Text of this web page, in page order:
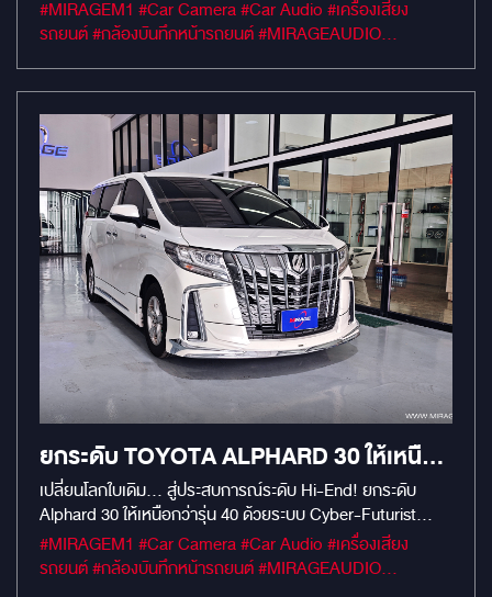
ยอดคู่หูอัพเกรดที่จะเปลี่ยนทุกการเดินทางของคุณให้สมบูรณ์
บันเทิงและนำทางของรถคุณให้เหนือกว่าเดิม ด้วย จอ Android
KANZEN ที่ออกแบบมาเพื่อ Alphard 30 โดยเฉพาะ! พลังแรงไม่
สะดุด: ด้วย RAM 8GB / ROM 256GB และ CPU 8-Core
ความเร็ว 2.7GHz ทำให้การสลับแอปพลิเคชันและการใช้งานลื่น
ไหลทันใจ ไม่มีคำว่าหน่วง ภาพคมชัดระดับ 2K: เพลิดเพลินกับ
ภาพและวิดีโอระดับ QLED 2K (2000 x 1200P) สีสันสดใส คม
ชัดทุกรายละเอียด แม้ในที่แสงจ้า ระบบ Android 13: รองรับทุกแอ
ปที่คุณต้องการ ไม่ว่าจะเป็น Netflix, Disney+ หรือการนำทาง
คุณภาพเสียงระดับพรีเมียม: มาพร้อม Digital Power
Amplifier TDA7803 / AKM7739 / DTS มั่นใจได้ว่าทุกเสียง
เพลงในรถของคุณจะทรงพลังและคมชัด รองรับ Carplay /
Android Auto: เชื่อมต่อสมาร์ทโฟนได้อย่างสมบูรณ์แบบ 2.
กล้องติดรถยนต์ 70mai Dash Cam M300: อุ่นใจทุกเส้นทาง
(พร้อมติดตั้งใน Alphard 30) ความคมชัด 2K: บันทึกวิดีโอความ
ละเอียดสูง 2K (1440P) เห็นป้ายทะเบียนและรายละเอียด
เหตุการณ์ได้อย่างชัดเจน โหมดบันทึกขณะจอด: ช่วยปกป้องรถ
Alphard สุดรักของคุณตลอด 24 ชั่วโมง (เมื่อติดตั้งชุดบันทึก
ขณะจอด) ติดตั้งฟรี! พร้อมบริการติดตั้งนอกสถานที่: ทีมงานมือ
อาชีพของเราจะดูแลการติดตั้งอย่างประณีต ไม่ทำให้รถพรีเมียม
ของคุณเสียหาย
#MIRAGEM1 #Car Camera #Car Audio #เครื่องเสียง
รถยนต์ #กล้องบันทึกหน้ารถยนต์ #MIRAGEAUDIO
ยกระดับ TOYOTA ALPHARD 30 ให้เหนือ
กว่ารุ่น 40 ด้วยระบบ CYBER-FUTURIST
2026 ที่แรงและชัดที่สุด
เปลี่ยนโลกใบเดิม... สู่ประสบการณ์ระดับ Hi-End! ยกระดับ
Alphard 30 ให้เหนือกว่ารุ่น 40 ด้วยระบบ Cyber-Futurist
2026 ที่แรงและชัดที่สุด HIGHLIGHTS: THE FUTURE IS
HERE Neo-Minimalism Interface: สัมผัสดีไซน์ที่สะอาดตา
#MIRAGEM1 #Car Camera #Car Audio #เครื่องเสียง
รถยนต์ #กล้องบันทึกหน้ารถยนต์ #MIRAGEAUDIO